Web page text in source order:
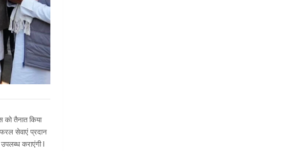
को तैनात किया
सेवाएं प्रदान
कराएंगी l